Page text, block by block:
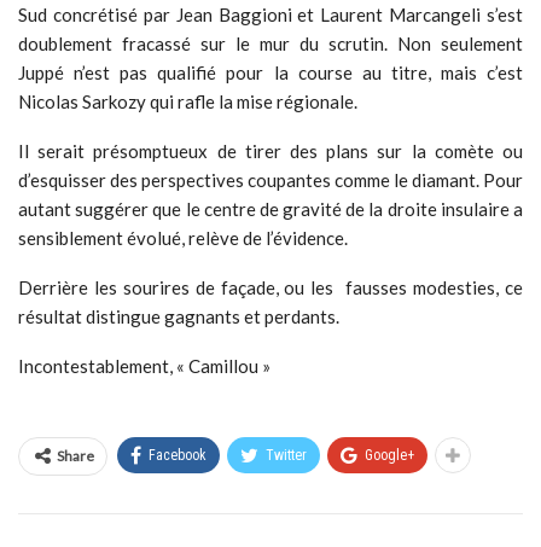
Sud concrétisé par Jean Baggioni et Laurent Marcangeli s’est
doublement fracassé sur le mur du scrutin. Non seulement
Juppé n’est pas qualifié pour la course au titre, mais c’est
Nicolas Sarkozy qui rafle la mise régionale.
Il serait présomptueux de tirer des plans sur la comète ou
d’esquisser des perspectives coupantes comme le diamant. Pour
autant suggérer que le centre de gravité de la droite insulaire a
sensiblement évolué, relève de l’évidence.
Derrière les sourires de façade, ou les fausses modesties, ce
résultat distingue gagnants et perdants.
Incontestablement, « Camillou »
Share Facebook Twitter Google+